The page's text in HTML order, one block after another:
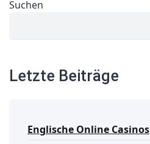
Suchen
Letzte Beiträge
Englische Online Casinos